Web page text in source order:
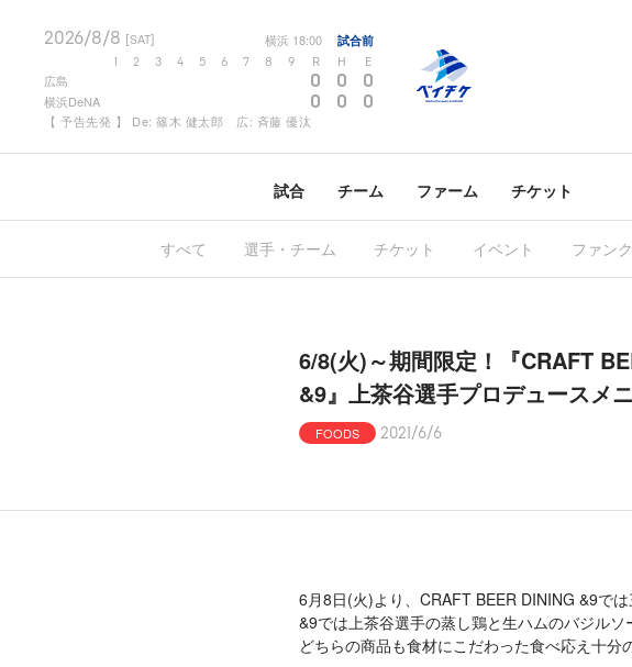
2026/8/8 [SAT] 横浜 18:00 試合前
2 3 4 5 6 7 8 9 R H E
広島 0 0 0
横浜DeNA 0 0 0
【 予告先発 】 De: 篠木 健太郎 広: 斉藤 優汰
試合 チーム ファーム チケット
すべて 選手・チーム チケット イベント ファン
6/8(火)～期間限定！『CRAFT
&9』上茶谷選手プロデュースメ
FOODS 2021/6/6
6月8日(火)より、CRAFT BEER DINING &9で
&9では上茶谷選手の蒸し鶏と生ハムのバジルソ
どちらの商品も食材にこだわった食べ応え十分